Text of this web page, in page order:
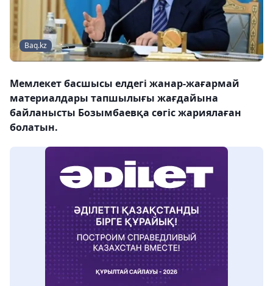
Baq.kz
Мемлекет басшысы елдегі жанар-жағармай
материалдары тапшылығы жағдайына
байланысты Бозымбаевқа сөгіс жариялаған
болатын.